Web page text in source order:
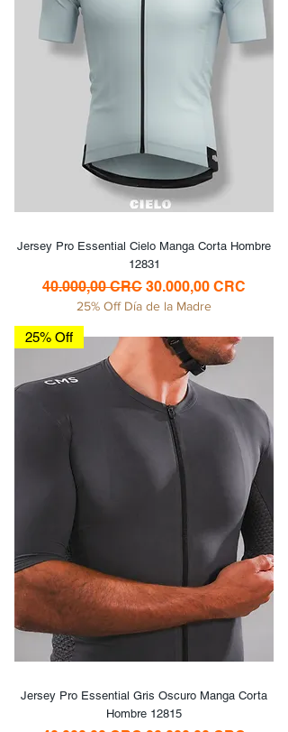
Jersey Pro Essential Cielo Manga Corta Hombre
12831
Precio
40.000,00 CRC Precio de oferta
30.000,00 CRC
25% Off Día de la Madre
25% Off
Jersey Pro Essential Gris Oscuro Manga Corta
Hombre 12815